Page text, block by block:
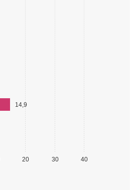
20 30 40
14,9